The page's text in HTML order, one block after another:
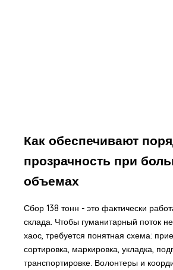
Как обеспечивают
прозрачность при
объемах
Сбор 138 тонн - это фактически
склада. Чтобы гуманитарный поток
хаос, требуется понятная схема:
сортировка, маркировка, укладка,
транспортировке. Волонтеры и